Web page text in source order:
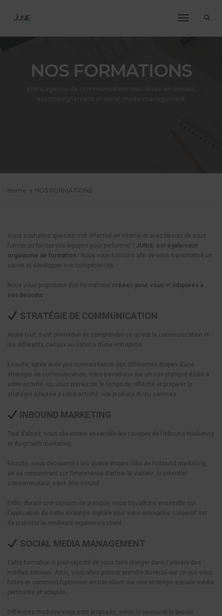
Toggle
NOS FORMATIONS
Home NOS FORMATIONS
Vous souhaitez que tout soit effectué en interne et avez besoin de vous
former ou former vos équipes pour performer ? JUNIE, est également
organisme de formation ! Nous vous formons afin de vous transmettre un
savoir et développer vos compétences.
Nous vous proposons des formations créées pour vous et adaptées à
vos besoins
STRATÉGIE DE COMMUNICATION
Avant tout, il est primordial de comprendre ce qu’est la communication et
les différents canaux au service d’une entreprise.
Ensuite, après avoir pris connaissance des différentes étapes d’une
stratégie de communication, nous travaillons sur un cas pratique dédié à
votre activité. Ici, vous prenez de le temps de réfléchir et préparer la
stratégie adaptée à votre activité, vos produits et/ou services.
INBOUND MARKETING
Tout d’abord, nous observons ensemble les rouages de l’inbound marketing
et du growth marketing.
Ensuite, nous découvrons les quatre étapes clés de l’inbound marketing,
en se concentrant sur l’importance d’attirer le visiteur, le potentiel
consommateur, sans être intrusif.
Enfin, durant une session de pratique, nous travaillons ensemble sur
l’application de cette stratégie digitale pour votre entreprise. L’objectif est
de proposer la meilleure expérience client.
SOCIAL MEDIA MANAGEMENT
Cette formation a pour objectif de vous faire plonger dans l’univers des
médias sociaux. Ainsi, vous allez pouvoir prendre du recul sur ce que vous
faites et comment l’optimiser en travaillant sur une stratégie sociale média
pertinente et adaptée.
Différents modules vous sont proposés, selon le niveau et le besoin.